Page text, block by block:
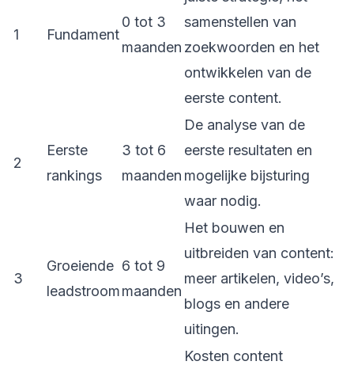
1 Fundament
0 tot 3
maanden
samenstellen van
zoekwoorden en het
ontwikkelen van de
eerste content.
2
Eerste
rankings
3 tot 6
maanden
De analyse van de
eerste resultaten en
mogelijke bijsturing
waar nodig.
3
Groeiende
leadstroom
6 tot 9
maanden
Het bouwen en
uitbreiden van content:
meer artikelen, video’s,
blogs en andere
uitingen.
Kosten content